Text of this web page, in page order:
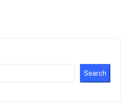
Search